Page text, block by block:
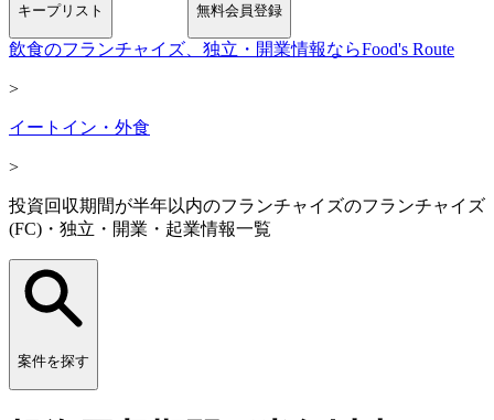
キープリスト 無料会員登録
飲食のフランチャイズ、独立・開業情報ならFood's Route
>
イートイン・外食
>
投資回収期間が半年以内のフランチャイズのフランチャイズ
(FC)・独立・開業・起業情報一覧
案件を探す